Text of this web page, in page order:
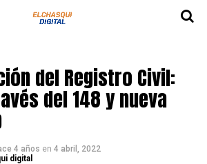
del Registro Civil:
del 148 y nueva
4 años en 4 abril, 2022
digital